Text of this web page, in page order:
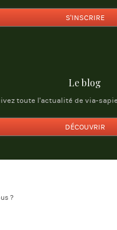
S'INSCRIRE
Le blog
toute l'actualité de via-
DÉCOUVRIR
?